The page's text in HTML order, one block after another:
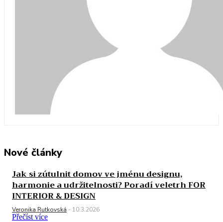
Nové články
Jak si zútulnit domov ve jménu designu,
harmonie a udržitelnosti? Poradí veletrh FOR
INTERIOR & DESIGN
Veronika Rutkovská - 10.3.2026
Přečíst více